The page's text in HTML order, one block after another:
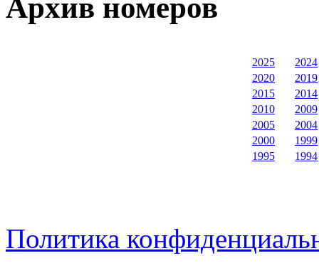
Архив номеров
2025
2024
2020
2019
2015
2014
2010
2009
2005
2004
2000
1999
1995
1994
Политика